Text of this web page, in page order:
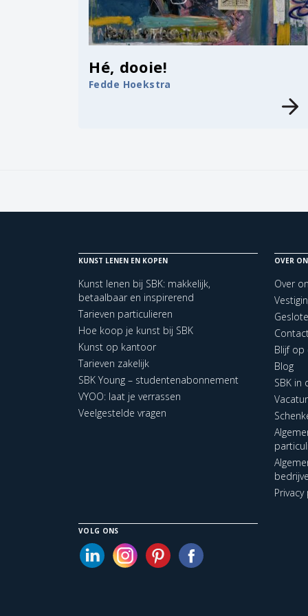
Hé, dooie!
Fedde Hoekstra
KUNST LENEN EN KOPEN
Kunst lenen bij SBK: makkelijk,
betaalbaar en inspirerend
Tarieven particulieren
Hoe koop je kunst bij SBK
Kunst op kantoor
Tarieven zakelijk
SBK Young – studentenabonnement
VYOO: laat je verrassen
Veelgestelde vragen
OVER
Over
Blijf op
Blog
SBK in
VOLG ONS